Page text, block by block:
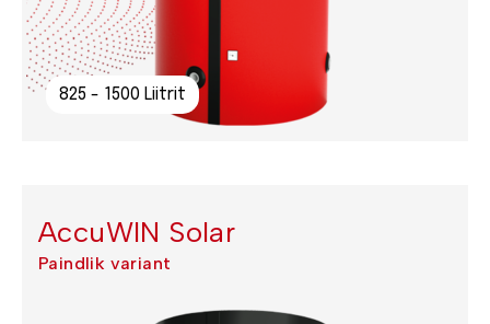
825 - 1500 Liitrit
AccuWIN Solar
Paindlik variant